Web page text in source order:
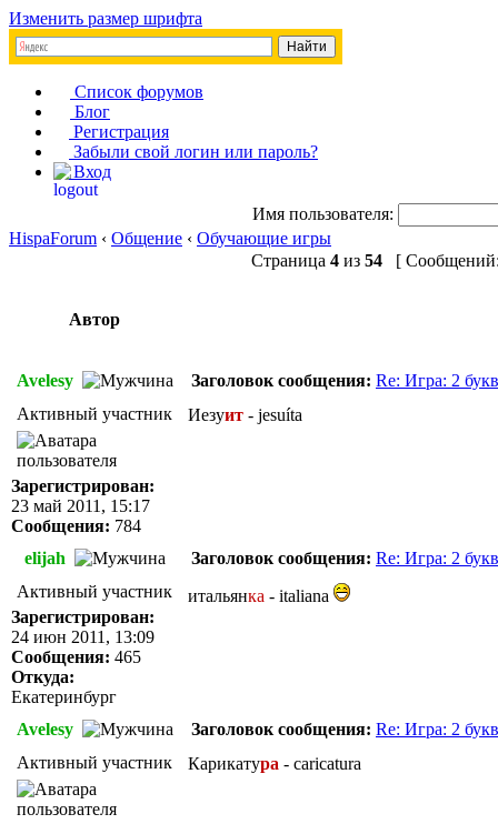
Изменить размер шрифта
Список форумов
Блог
Регистрация
Забыли свой логин или пароль?
Вход
Имя пользователя:
HispaForum ‹ Общение ‹ Обучающие игры
Страница 4 из 54 [
Автор
Avelesy Заголовок сообщения: Re: Игра: 2
Активный участник
Зарегистрирован:
23 май 2011, 15:17
Сообщения: 784
Иезуит - jesuíta
elijah Заголовок сообщения: Re: Игра: 2
Активный участник
Зарегистрирован:
24 июн 2011, 13:09
Сообщения: 465
Откуда:
Екатеринбург
итальянка - italiana
Avelesy Заголовок сообщения: Re: Игра: 2
Активный участник
Карикатура - caricatura